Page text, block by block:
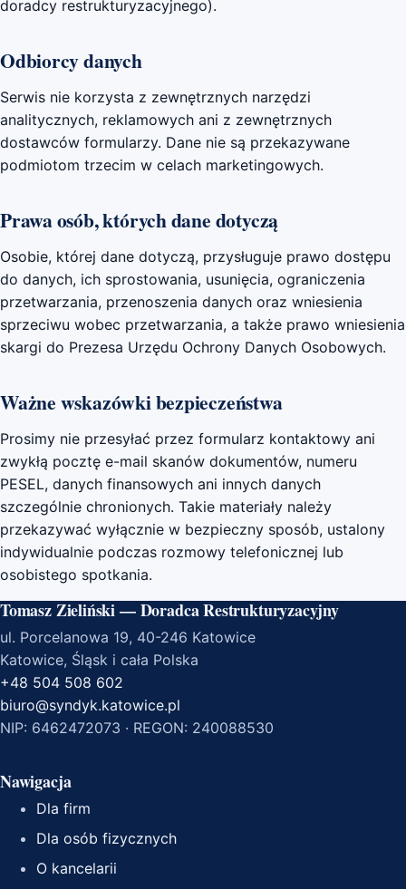
doradcy restrukturyzacyjnego).
Odbiorcy danych
Serwis nie korzysta z zewnętrznych narzędzi
analitycznych, reklamowych ani z zewnętrznych
dostawców formularzy. Dane nie są przekazywane
podmiotom trzecim w celach marketingowych.
Prawa osób, których dane dotyczą
Osobie, której dane dotyczą, przysługuje prawo dostępu
do danych, ich sprostowania, usunięcia, ograniczenia
przetwarzania, przenoszenia danych oraz wniesienia
sprzeciwu wobec przetwarzania, a także prawo wniesienia
skargi do Prezesa Urzędu Ochrony Danych Osobowych.
Ważne wskazówki bezpieczeństwa
Prosimy nie przesyłać przez formularz kontaktowy ani
zwykłą pocztę e-mail skanów dokumentów, numeru
PESEL, danych finansowych ani innych danych
szczególnie chronionych. Takie materiały należy
przekazywać wyłącznie w bezpieczny sposób, ustalony
indywidualnie podczas rozmowy telefonicznej lub
osobistego spotkania.
Tomasz Zieliński — Doradca Restrukturyzacyjny
ul. Porcelanowa 19, 40-246 Katowice
Katowice, Śląsk i cała Polska
+48 504 508 602
biuro@syndyk.katowice.pl
NIP: 6462472073 · REGON: 240088530
Nawigacja
Dla firm
Dla osób fizycznych
O kancelarii